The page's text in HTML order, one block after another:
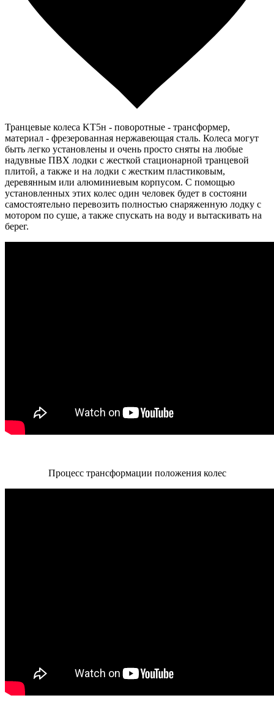
Транцевые колеса KT5н - поворотные - трансформер,
материал - фрезерованная нержавеющая сталь. Колеса могут
быть легко установлены и очень просто сняты на любые
надувные ПВХ лодки с жесткой стационарной транцевой
плитой, а также и на лодки с жестким пластиковым,
деревянным или алюминиевым корпусом. С помощью
установленных этих колес один человек будет в состояни
самостоятельно перевозить полностью снаряженную лодку с
мотором по суше, а также спускать на воду и вытаскивать на
берег.
Процесс трансформации положения колес